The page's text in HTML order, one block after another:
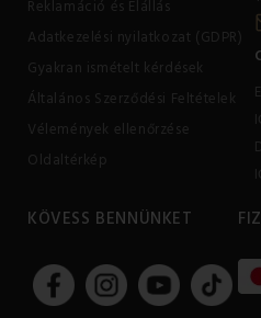
Reklamáció és Elállás
Adatkezelési nyilatkozat (GDPR)
Gyakran ismételt kérdések
Általános Szerződési Feltételek
Vélemények ellenőrzése
Oldaltérkép
KÖVESS BENNÜNKET